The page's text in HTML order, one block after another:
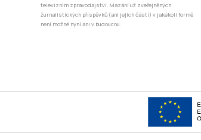
televizním zpravodajství. Mazání už zveřejněných
žurnalistických příspěvků (ani jejich částí) v jakékoli formě
není možné nyní ani v budoucnu.